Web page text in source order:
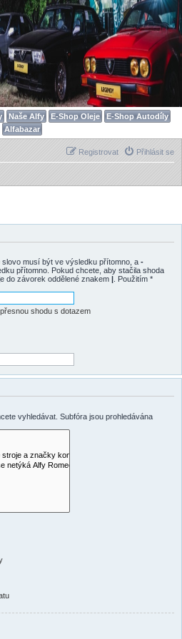
Naše Alfy E-Shop Oleje
E-Shop Autodíly
Alfabazar
Přihlásit se
Registrovat
musí být ve výsledku přítomno, a -
přítomno. Pokud chcete, aby stačila shoda
do závorek oddělené znakem | . Použitím *
shodu s dotazem
vyhledávat. Subfóra jsou prohledávána